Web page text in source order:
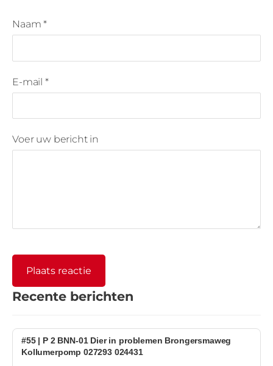
Recente berichten
#55 | P 2 BNN-01 Dier in problemen Brongersmaweg
Kollumerpomp 027293 024431
Naam *
E-mail *
Voer uw bericht in